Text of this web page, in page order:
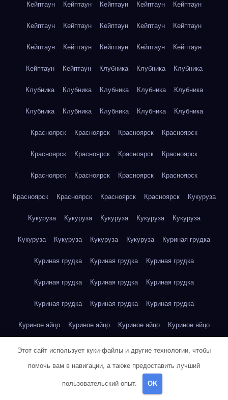
Кейптаун Кейптаун Кейптаун Кейптаун Кейптаун
Кейптаун Кейптаун Кейптаун Кейптаун Кейптаун
Кейптаун Кейптаун Кейптаун Кейптаун Кейптаун
Кейптаун Кейптаун Клубника Клубника Клубника
Клубника Клубника Клубника Клубника Клубника
Клубника Клубника Клубника Клубника Клубника
Красноярск Красноярск Красноярск Красноярск
Красноярск Красноярск Красноярск Красноярск
Красноярск Красноярск Красноярск Красноярск
Красноярск Красноярск Красноярск Красноярск Кукуруза
Кукуруза Кукуруза Кукуруза Кукуруза Кукуруза
Кукуруза Кукуруза Кукуруза Кукуруза Куриная грудка
Куриная грудка Куриная грудка Куриная грудка
Куриная грудка Куриная грудка Куриная грудка
Куриная грудка Куриная грудка Куриная грудка
Куриное яйцо Куриное яйцо Куриное яйцо Куриное яйцо
Куриное яйцо Куриное яйцо Куриное яйцо
Куриное яйцо Куриное яйцо Куриное яйцо
Этот сайт использует куки-файлы и другие технологии, чтобы
помочь вам в навигации, а также предоставить лучший
пользовательский опыт. OK